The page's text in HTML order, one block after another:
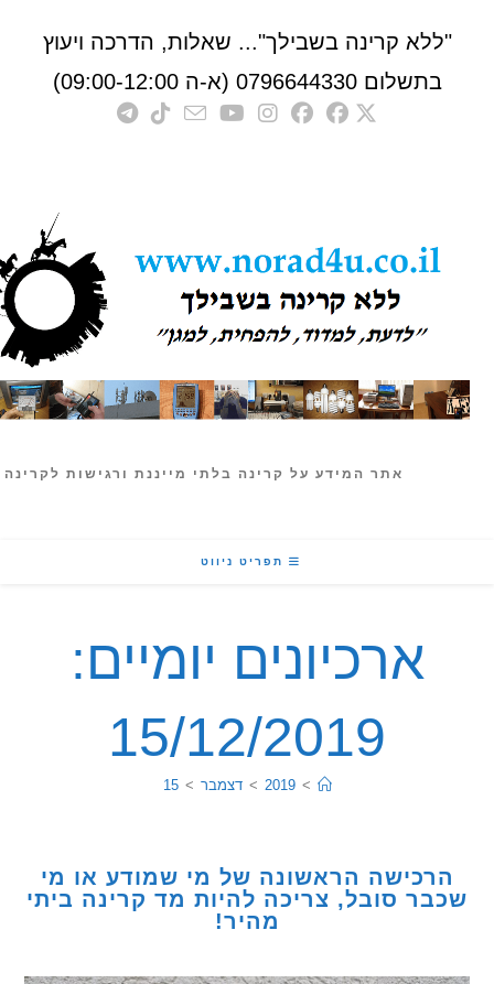
קרינה בשבילך"... שאלות, הדרכה ויעוץ
0796644330 (א-ה 09:00-12:00)
אתר המידע על קרינה בלתי מייננת ורגישות לקרינה
תפריט ניווט
ארכיונים יומיים:
15/12/2019
2019
> דצמבר >
15
הראשונה של מי שמודע או מי
סובל, צריכה להיות מד קרינה ביתי
מהיר!